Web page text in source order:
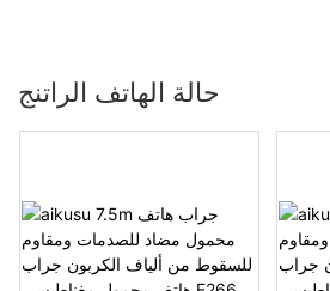
حالة الهاتف الراتنج